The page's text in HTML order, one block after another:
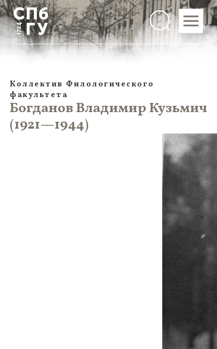
Коллектив Филологического
факультета
Богданов Владимир Кузьмич
(1921—1944)